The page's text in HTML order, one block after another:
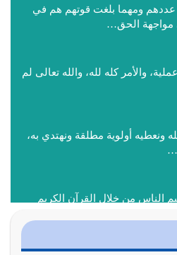
عددهم ومهما بلغت قوتهم هم في
الحق…
والأمر كله لله، والله تعالى لم
ونعطيه أولوية مطلقة ونهتدي به،
الناس من خلال القرآن الكريم